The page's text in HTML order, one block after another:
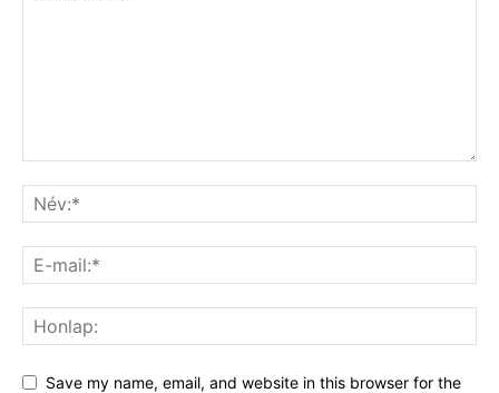
Save my name, email, and website in this browser for the